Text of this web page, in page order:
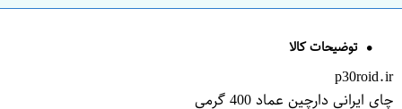
توضیحات کالا
p30roid.ir
چای ایرانی دارچین عماد 400 گرمی